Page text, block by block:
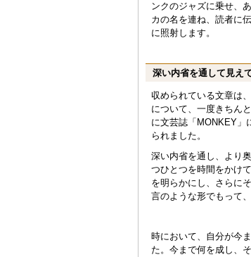
ンクのジャズに乗せ、
カの名を連ね、読者に
に照射します。
深い内省を通して見え
収められている文章は
について、一度きちん
に文芸誌「MONKEY」
られました。
深い内省を通し、より
つひとつを時間をかけ
を明らかにし、さらに
言のような形でもって
時において、自分が今
た。今まで何を成し、